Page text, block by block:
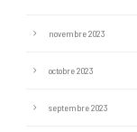
novembre 2023
octobre 2023
septembre 2023